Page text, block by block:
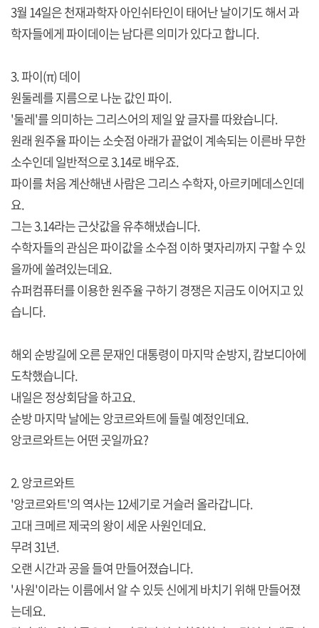
3월 14일은 천재과학자 아인쉬타인이 태어난 날이기도 해서 과
학자들에게 파이데이는 남다른 의미가 있다고 합니다.
3. 파이(π) 데이
원둘레를 지름으로 나눈 값인 파이.
'둘레'를 의미하는 그리스어의 제일 앞 글자를 따왔습니다.
원래 원주율 파이는 소숫점 아래가 끝없이 계속되는 이른바 무한
소수인데 일반적으로 3.14로 배우죠.
파이를 처음 계산해낸 사람은 그리스 수학자, 아르키메데스인데
요.
그는 3.14라는 근삿값을 유추해냈습니다.
수학자들의 관심은 파이값을 소수점 이하 몇자리까지 구할 수 있
을까에 쏠려있는데요.
슈퍼컴퓨터를 이용한 원주율 구하기 경쟁은 지금도 이어지고 있
습니다.
해외 순방길에 오른 문재인 대통령이 마지막 순방지, 캄보디아에
도착했습니다.
내일은 정상회담을 하고요.
순방 마지막 날에는 앙코르와트에 들릴 예정인데요.
앙코르와트는 어떤 곳일까요?
2. 앙코르와트
'앙코르와트'의 역사는 12세기로 거슬러 올라갑니다.
고대 크메르 제국의 왕이 세운 사원인데요.
무려 31년.
오랜 시간과 공을 들여 만들어졌습니다.
'사원'이라는 이름에서 알 수 있듯 신에게 바치기 위해 만들어졌
는데요.